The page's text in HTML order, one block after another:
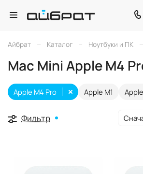
Айбрат – Каталог – Ноутбуки и ПК –
Mac Mini Apple M4
Apple M1
Apple M4 Pro
Фильтр